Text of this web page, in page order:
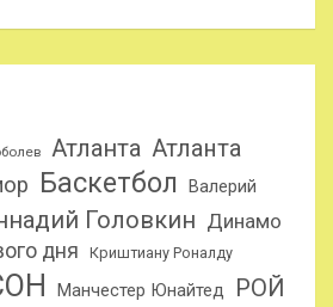
Атланта Атланта
Баскетбол
Валерий
Головкин Динамо
дня Криштиану Роналду
Манчестер Юнайтед
РОЙ